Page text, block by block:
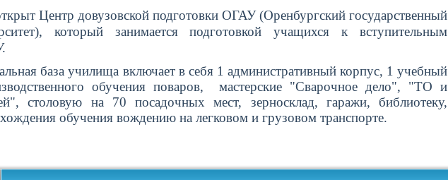
Центр довузовской подготовки ОГАУ (Оренбургский государственный
который занимается подготовкой учащихся к вступительным
база училища включает в себя 1 административный корпус, 1 учебный
обучения поваров, мастерские "Сварочное дело", "ТО и
столовую на 70 посадочных мест, зерносклад, гаражи, библиотеку,
обучения вождению на легковом и грузовом транспорте.